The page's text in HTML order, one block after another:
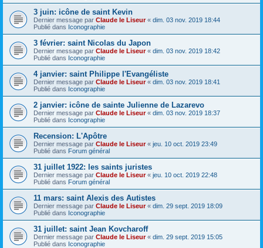
3 juin: icône de saint Kevin
Dernier message par Claude le Liseur« dim. 03 nov. 2019 18:44
Publié dans Iconographie
3 février: saint Nicolas du Japon
Dernier message par Claude le Liseur« dim. 03 nov. 2019 18:42
Publié dans Iconographie
4 janvier: saint Philippe l'Evangéliste
Dernier message par Claude le Liseur« dim. 03 nov. 2019 18:41
Publié dans Iconographie
2 janvier: icône de sainte Julienne de Lazarevo
Dernier message par Claude le Liseur« dim. 03 nov. 2019 18:37
Publié dans Iconographie
Recension: L'Apôtre
Dernier message par Claude le Liseur« jeu. 10 oct. 2019 23:49
Publié dans Forum général
31 juillet 1922: les saints juristes
Dernier message par Claude le Liseur« jeu. 10 oct. 2019 22:48
Publié dans Forum général
11 mars: saint Alexis des Autistes
Dernier message par Claude le Liseur« dim. 29 sept. 2019 18:09
Publié dans Iconographie
31 juillet: saint Jean Kovcharoff
Dernier message par Claude le Liseur« dim. 29 sept. 2019 15:05
Publié dans Iconographie